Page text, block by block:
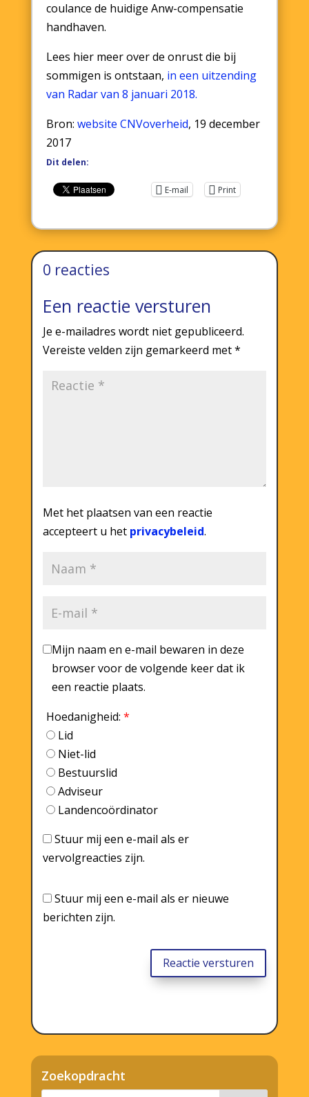
coulance de huidige Anw-compensatie
handhaven.
Lees hier meer over de onrust die bij
sommigen is ontstaan, in een uitzending
van Radar van 8 januari 2018.
Bron: website CNVoverheid, 19 december
2017
Dit delen:
E-mail Print
0 reacties
Een reactie versturen
Je e-mailadres wordt niet gepubliceerd.
Vereiste velden zijn gemarkeerd met*
Met het plaatsen van een reactie
accepteert u het privacybeleid.
Mijn naam en e-mail bewaren in deze
browser voor de volgende keer dat ik
een reactie plaats.
Hoedanigheid: *
Lid
Niet-lid
Bestuurslid
Adviseur
Landencoördinator
Stuur mij een e-mail als er
vervolgreacties zijn.
Stuur mij een e-mail als er nieuwe
berichten zijn.
Reactie versturen
Zoekopdracht